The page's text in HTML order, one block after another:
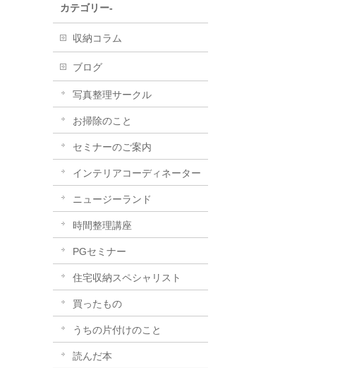
カテゴリー-
収納コラム
ブログ
写真整理サークル
お掃除のこと
セミナーのご案内
インテリアコーディネーター
ニュージーランド
時間整理講座
PGセミナー
住宅収納スペシャリスト
買ったもの
うちの片付けのこと
読んだ本